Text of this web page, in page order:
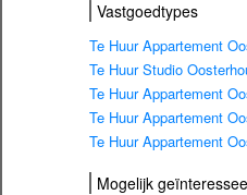
Vastgoedtypes
Te Huur Appartement
Te Huur Studio
Te Huur Appartement
Te Huur Appartement
Te Huur Appartement
Mogelijk